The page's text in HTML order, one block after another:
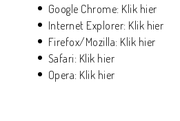
Google Chrome: Klik hier
Internet Explorer: Klik hier
Firefox/Mozilla: Klik hier
Safari: Klik hier
Opera: Klik hier